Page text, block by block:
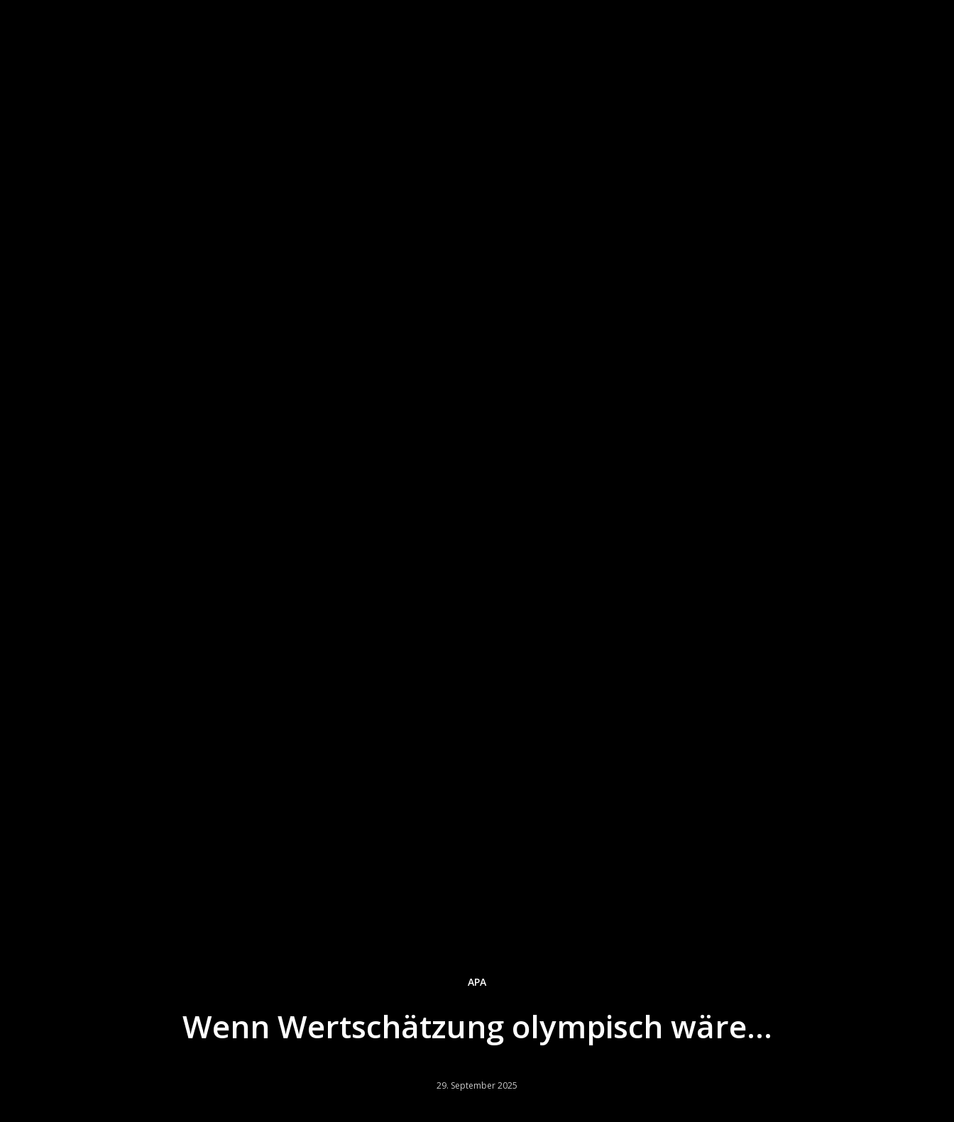
APA
Wenn Wertschätzung olympisch wäre…
29. September 2025